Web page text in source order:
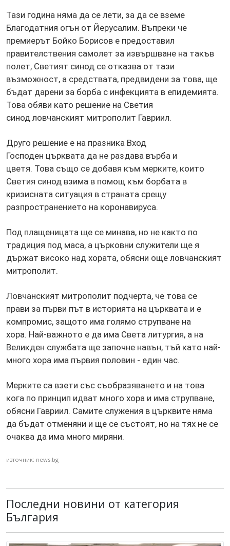
Тази година няма да се лети, за да се вземе
Благодатния огън от Йерусалим. Въпреки че
премиерът Бойко Борисов е предоставил
правителствения самолет за извършване на такъв
полет, Светият синод се отказва от тази
възможност, а средствата, предвидени за това, ще
бъдат дарени за борба с инфекцията в епидемията.
Това обяви като решение на Светия
синод ловчанският митрополит Гавриил.
Друго решение е на празника Вход
Господен църквата да не раздава върба и
цветя. Това също се добавя към мерките, които
Светия синод взима в помощ към борбата в
кризисната ситуация в страната срещу
разпространението на коронавируса.
Под плащеницата ще се минава, но не както по
традиция под маса, а църковни служители ще я
държат високо над хората, обясни още ловчанският
митрополит.
Ловчанският митрополит подчерта, че това се
прави за първи път в историята на църквата и е
компромис, защото има голямо струпване на
хора. Най-важното е да има Света литургия, а на
Великден службата ще започне навън, тъй като най-
много хора има първия половин - един час.
Мерките са взети със съобразяването и на това
кога по принцип идват много хора и има струпване,
обясни Гавриил. Самите служения в църквите няма
да бъдат отменяни и ще се състоят, но на тях не се
очаква да има много миряни.
източник: news.bg
Последни новини от категория
България